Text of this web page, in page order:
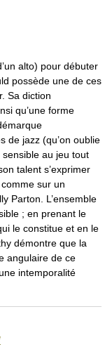
alto) pour débuter
possède une de ces
Sa diction
qu’une forme
de jazz (qu’on oublie
au jeu tout
talent s’exprimer
sur un
Parton. L’ensemble
; en prenant le
le constitue et en le
démontre que la
angulaire de ce
intemporalité